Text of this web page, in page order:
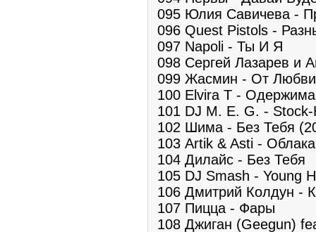
095 Юлия Савичева -
096 Quest Pistols -
097 Napoli - Ты И Я
098 Сергей Лазарев и
099 Жасмин - От
100 Elvira T - Одержима
101 DJ M. E. G. - Stock-
102 Шима - Без Тебя
103 Artik & Asti - Облака
104 Дилайс - Без Тебя
105 DJ Smash - Young
106 Дмитрий Колдун -
107 Пицца - Фары
108 Джиган (Geegun)